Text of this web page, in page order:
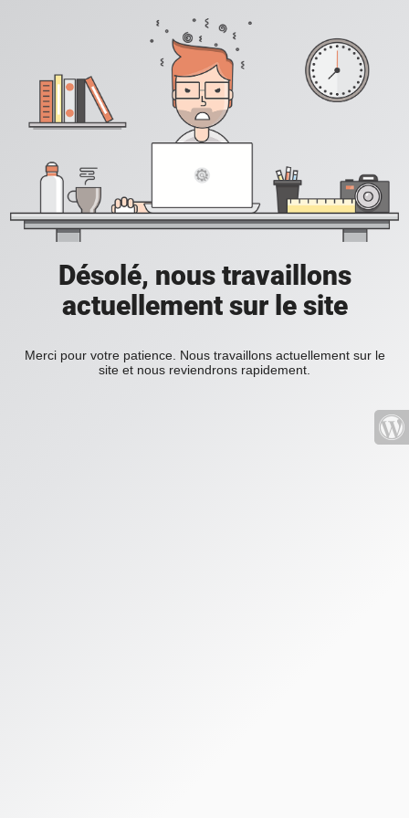
Désolé, nous travaillons
actuellement sur le site
Merci pour votre patience. Nous travaillons actuellement sur le
site et nous reviendrons rapidement.